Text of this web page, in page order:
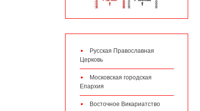
Русская Православная
Церковь
Московская городская
Епархия
Восточное Викариатство